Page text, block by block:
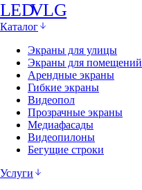
LEDVLG
Каталог
Экраны для улицы
Экраны для помещений
Арендные экраны
Гибкие экраны
Видеопол
Прозрачные экраны
Медиафасады
Видеопилоны
Бегущие строки
Услуги